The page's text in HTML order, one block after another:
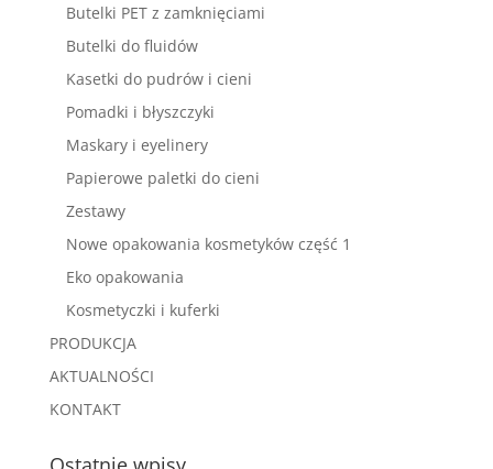
Butelki PET z zamknięciami
Butelki do fluidów
Kasetki do pudrów i cieni
Pomadki i błyszczyki
Maskary i eyelinery
Papierowe paletki do cieni
Zestawy
Nowe opakowania kosmetyków część 1
Eko opakowania
Kosmetyczki i kuferki
PRODUKCJA
AKTUALNOŚCI
KONTAKT